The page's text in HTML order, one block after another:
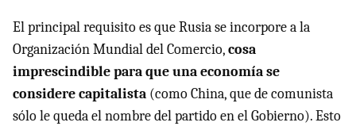
El principal requisito es que Rusia se incorpore a la
Organización Mundial del Comercio,cosa
imprescindible para que una economía se
considere capitalista (como China, que de comunista
sólo le queda el nombre del partido en el Gobierno). Esto